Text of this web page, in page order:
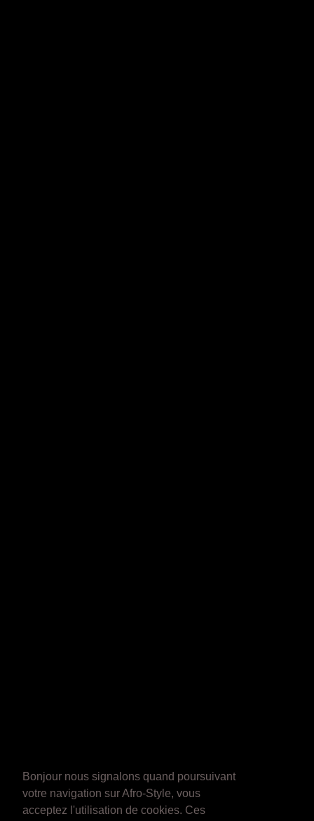
Bonjour nous signalons quand poursuivant
votre navigation sur Afro-Style, vous
acceptez l'utilisation de cookies. Ces